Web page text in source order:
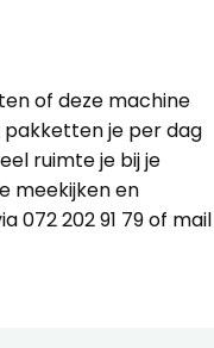
of deze machine
pakketten je per dag
ruimte je bij je
meekijken en
072 202 91 79of mail